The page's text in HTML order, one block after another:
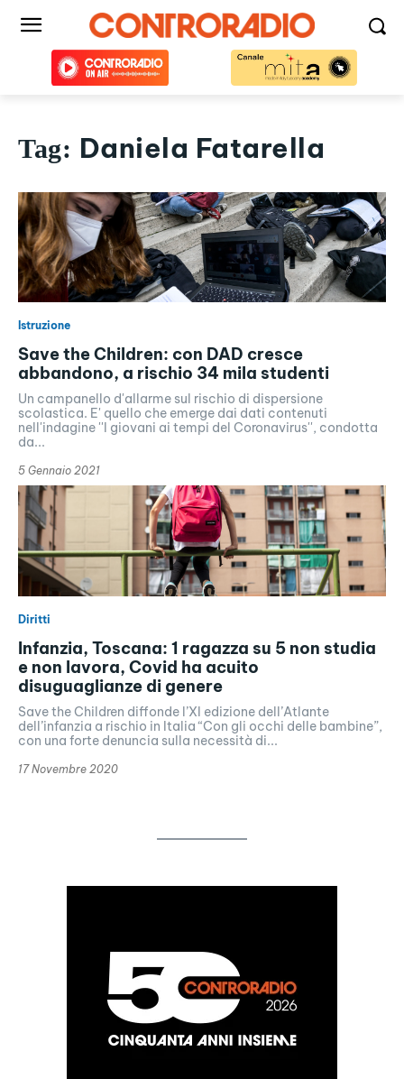
Tag: Daniela Fatarella
Istruzione
Save the Children: con DAD cresce
abbandono, a rischio 34 mila studenti
Un campanello d'allarme sul rischio di dispersione
scolastica. E' quello che emerge dai dati contenuti
nell'indagine ''I giovani ai tempi del Coronavirus'', condotta
da...
5 Gennaio 2021
Diritti
Infanzia, Toscana: 1 ragazza su 5 non studia
e non lavora, Covid ha acuito
disuguaglianze di genere
Save the Children diffonde l’XI edizione dell’Atlante
dell’infanzia a rischio in Italia “Con gli occhi delle bambine”,
con una forte denuncia sulla necessità di...
17 Novembre 2020